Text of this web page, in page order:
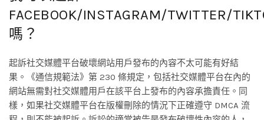
FACEBOOK/INSTAGRAM/TWITTER/
嗎？
起訴社交媒體平台破壞網站用戶發布的內容不太可能有好結
果。《通信規範法》第 230 條規定，包括社交媒體平台在內的
網站無需對社交媒體用戶在該平台上發布的內容承擔責任。同
樣，如果社交媒體平台在版權刪除的情況下正確遵守 DMCA 流